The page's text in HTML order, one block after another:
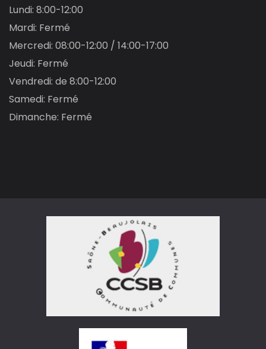
Lundi: 8:00-12:00
Mardi: Fermé
Mercredi: 08:00-12:00 / 14:00-17:00
Jeudi: Fermé
Vendredi: de 8:00-12:00
Samedi: Fermé
Dimanche: Fermé